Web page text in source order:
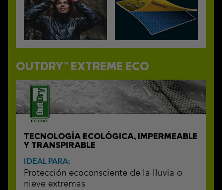
OUTDRY™ EXTREME ECO
TECNOLOGÍA ECOLÓGICA, IMPERMEABLE
Y TRANSPIRABLE
IDEAL PARA:
Protección ecoconsciente de la lluvia o
nieve extremas